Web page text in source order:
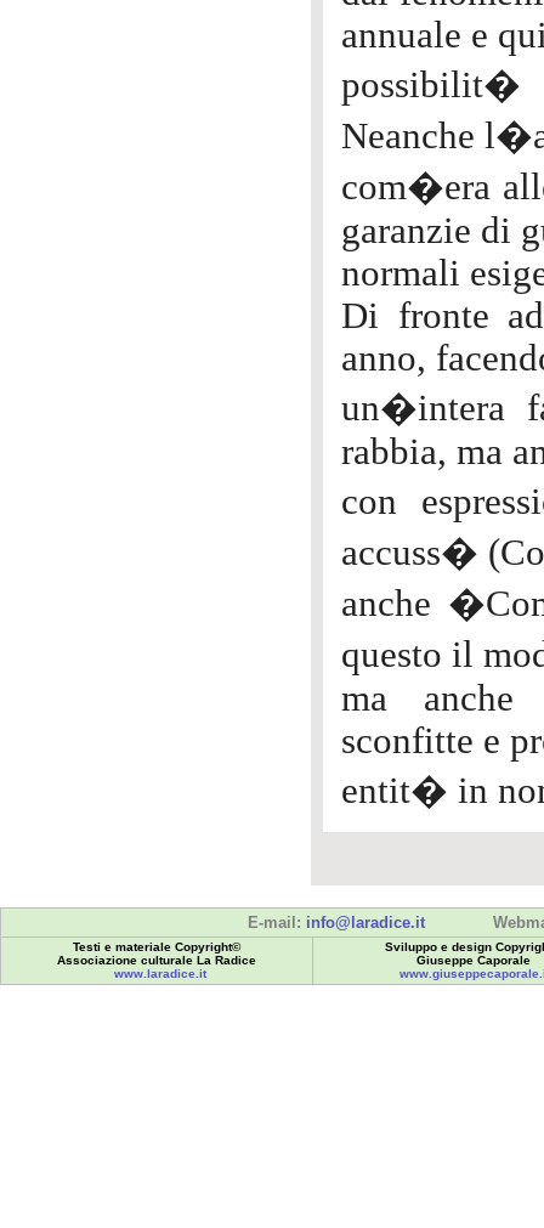
annuale e
possibilit�
Neanche
com�era
garanzie di
normali
Di fronte
anno,
un�intera
rabbia, ma
con
accuss�
anche
questo il
ma anche
sconfitte e
entit� in
E-mail: info@laradice.it
Testi e materiale Copyright©
Associazione culturale La Radice
www.laradice.it
Sviluppo e design
Giuseppe Caporale